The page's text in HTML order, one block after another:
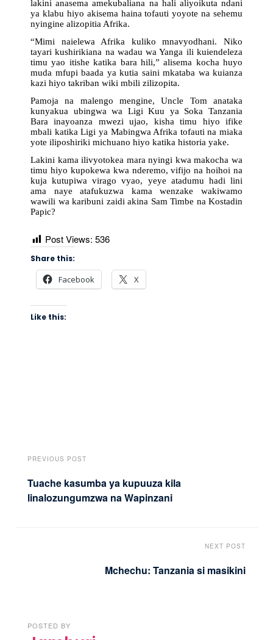
lakini anasema amekubaliana na hali aliyoikuta ndani
ya klabu hiyo akisema haina tofauti yoyote na sehemu
nyingine alizopitia Afrika.
“Mimi naielewa Afrika kuliko mnavyodhani. Niko
tayari kushirikiana na wadau wa Yanga ili kuiendeleza
timu yao itishe katika bara hili,” alisema kocha huyo
muda mfupi baada ya kutia saini mkataba wa kuianza
kazi hiyo takriban wiki mbili zilizopita.
Pamoja na malengo mengine, Uncle Tom anataka
kunyakua ubingwa wa Ligi Kuu ya Soka Tanzania
Bara inayoanza mwezi ujao, kisha timu hiyo ifike
mbali katika Ligi ya Mabingwa Afrika tofauti na miaka
yote iliposhiriki michuano hiyo katika historia yake.
Lakini kama ilivyotokea mara nyingi kwa makocha wa
timu hiyo kupokewa kwa nderemo, vifijo na hoihoi na
kuja kutupiwa virago vyao, yeye atadumu hadi lini
ama naye atafukuzwa kama wenzake wakiwamo
wawili wa karibuni zaidi akina Sam Timbe na Kostadin
Papic?
Post Views: 536
Share this:
Facebook X
Like this:
PREVIOUS POST
Tuache kasumba ya kupuuza kila
linalozungumzwa na Wapinzani
NEXT POST
Mchechu: Tanzania si masikini
POSTED BY